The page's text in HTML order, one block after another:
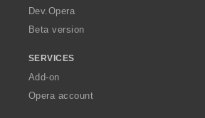
a
Dev.Opera
Beta version
SERVICES
Add-on
Opera account